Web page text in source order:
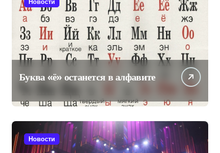
Буква «ё» останется в алфавите
Новости